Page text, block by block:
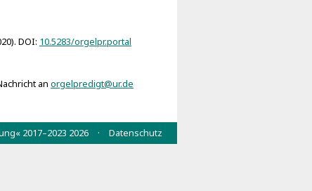
DOI: 10.5283/orgelpr.portal
an orgelpredigt@ur.de
2017–2023 2026 · Datenschutz